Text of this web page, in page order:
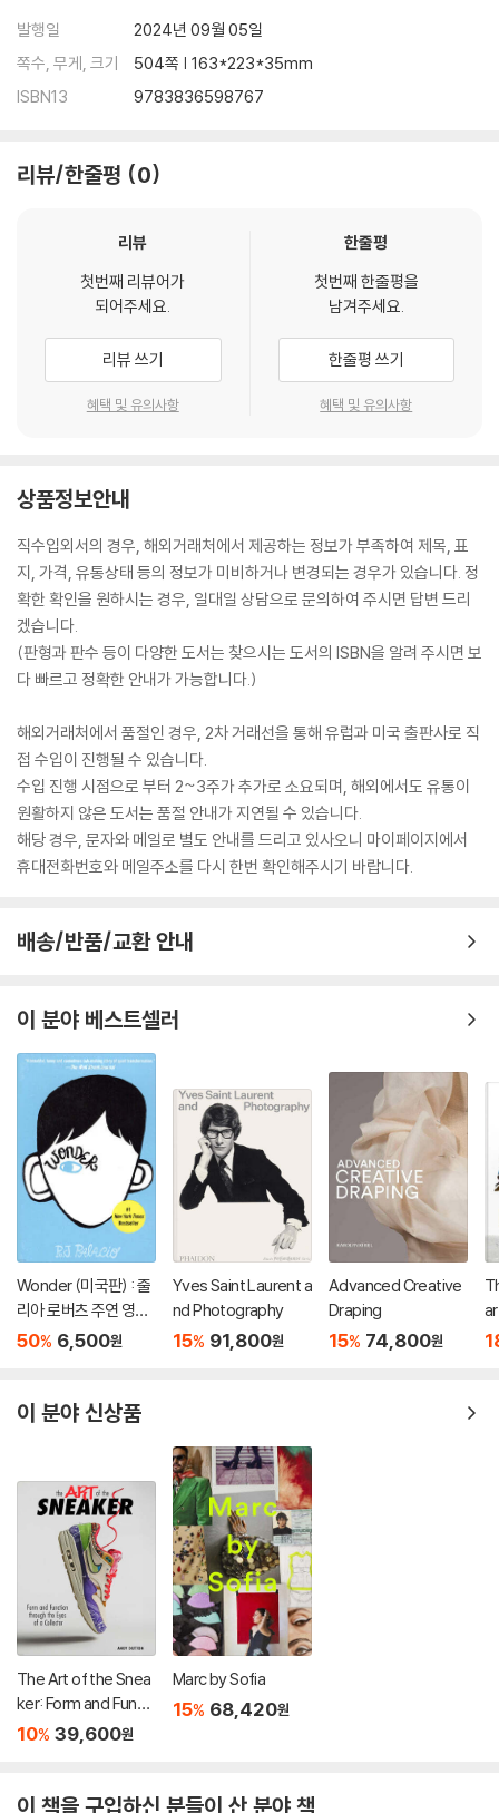
restigious magazines such as Vogue and Harper’s Bazaar. A br
eathtaking tribute to two pillars of fashion and photography a
발행일
2024년 09월 05일
쪽수, 무게, 크기
504쪽 | 163*223*35mm
ISBN13
9783836598767
리뷰/한줄평 0
리뷰
첫번째 리뷰어가
되어주세요.
리뷰 쓰기
혜택 및 유의사항
한줄평
첫번째 한줄평을
남겨주세요.
한줄평 쓰기
혜택 및 유의사항
상품정보안내
직수입외서의 경우, 해외거래처에서 제공하는 정보가 부족하여 제목, 표
지, 가격, 유통상태 등의 정보가 미비하거나 변경되는 경우가 있습니다. 정
확한 확인을 원하시는 경우, 일대일 상담으로 문의하여 주시면 답변 드리
겠습니다.
(판형과 판수 등이 다양한 도서는 찾으시는 도서의 ISBN을 알려 주시면 보
다 빠르고 정확한 안내가 가능합니다.)
해외거래처에서 품절인 경우, 2차 거래선을 통해 유럽과 미국 출판사로 직
접 수입이 진행될 수 있습니다.
수입 진행 시점으로 부터 2~3주가 추가로 소요되며, 해외에서도 유통이
원활하지 않은 도서는 품절 안내가 지연될 수 있습니다.
해당 경우, 문자와 메일로 별도 안내를 드리고 있사오니 마이페이지에서
휴대전화번호와 메일주소를 다시 한번 확인해주시기 바랍니다.
배송/반품/교환 안내
이 분야 베스트셀러
Wonder (미국판) : 줄
리아 로버츠 주연 영화
'원더' 원작 소설
50% 6,500원
Yves Saint Laurent a
nd Photography
15% 91,800원
Advanced Creative
Draping
15% 74,800원
이 분야 신상품
The Art of the Snea
ker: Form and Functi
on Through the Len
10% 39,600원
Marc by Sofia
15% 68,420원
이 책을 구입하신 분들이 산 분야 책